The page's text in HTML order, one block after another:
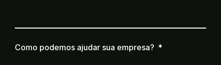
Como podemos ajudar sua empresa?